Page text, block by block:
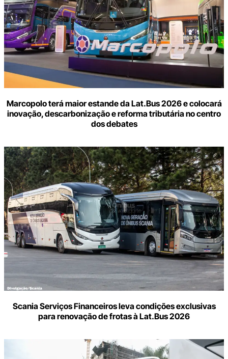
Marcopolo terá maior estande da Lat.Bus 2026 e colocará
inovação, descarbonização e reforma tributária no centro
dos debates
Scania Serviços Financeiros leva condições exclusivas
para renovação de frotas à Lat.Bus 2026